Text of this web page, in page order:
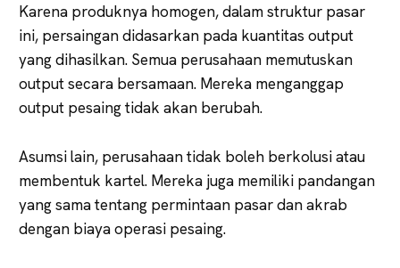
Karena produknya homogen, dalam struktur pasar
ini, persaingan didasarkan pada kuantitas output
yang dihasilkan. Semua perusahaan memutuskan
output secara bersamaan. Mereka menganggap
output pesaing tidak akan berubah.
Asumsi lain, perusahaan tidak boleh berkolusi atau
membentuk kartel. Mereka juga memiliki pandangan
yang sama tentang permintaan pasar dan akrab
dengan biaya operasi pesaing.